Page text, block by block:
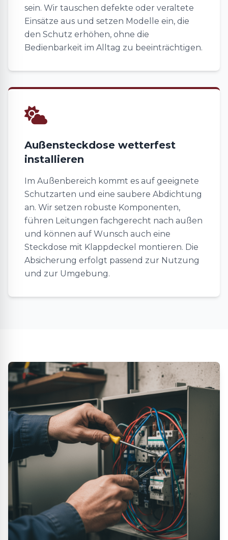
sein. Wir tauschen defekte oder veraltete
Einsätze aus und setzen Modelle ein, die
den Schutz erhöhen, ohne die
Bedienbarkeit im Alltag zu beeinträchtigen.
Außensteckdose wetterfest
installieren
Im Außenbereich kommt es auf geeignete
Schutzarten und eine saubere Abdichtung
an. Wir setzen robuste Komponenten,
führen Leitungen fachgerecht nach außen
und können auf Wunsch auch eine
Steckdose mit Klappdeckel montieren. Die
Absicherung erfolgt passend zur Nutzung
und zur Umgebung.